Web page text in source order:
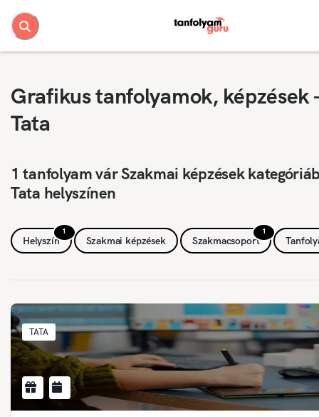
Grafikus tanfolyamok, képzések
Tata
1 tanfolyam vár Szakmai képzések
Tata helyszínen
1
Helyszín Szakmai képzések
1
Szakmacsoport
TATA